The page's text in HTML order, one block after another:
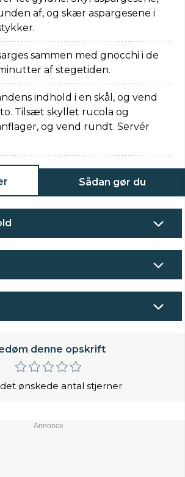
af, og skær aspargesene i
sammen med gnocchi i de
af stegetiden.
indhold i en skål, og vend
Tilsæt skyllet rucola og
og vend rundt. Servér
Sådan gør du
denne opskrift
ønskede antal stjerner